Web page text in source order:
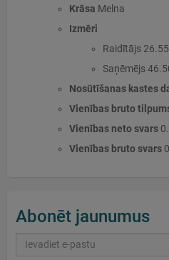
Krāsa Melna
Izmēri
Raidītājs
Saņēmējs
Nosūtīšanas kastes
Vienības bruto
Vienības neto svars
Vienības bruto svars
Abonēt jaunumus